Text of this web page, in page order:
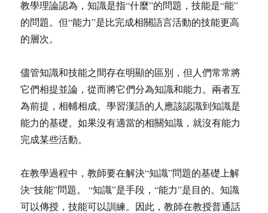
教學理論認為，知識是指“什麼”的問題，技能是“能”
的問題。但“能力”是比完成相關語言活動的技能更高
的層次。
儘管知識和技能之間存在明顯的區別，但人們常常將
它們相提並論，從而將它們分為知識和能力。兩者互
為前提，相輔相成。學習漢語的人應該認識到知識是
能力的基礎。如果沒有適當的相關知識，就沒有能力
完成某些活動。
在教學過程中，教師要在解決“知識”問題的基礎上解
決“技能”問題。 “知識”是手段，“能力”是目的。知識
可以傳授，技能可以訓練。因此，教師在教授普通話